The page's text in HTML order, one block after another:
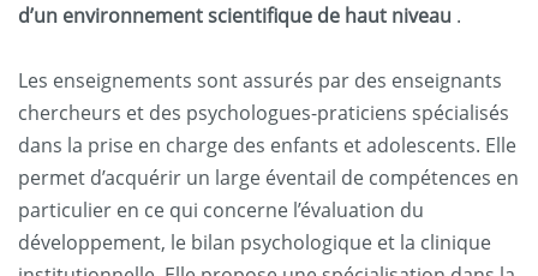
d’un environnement scientifique de haut niveau .
Les enseignements sont assurés par des enseignants
chercheurs et des psychologues-praticiens spécialisés
dans la prise en charge des enfants et adolescents. Elle
permet d’acquérir un large éventail de compétences en
particulier en ce qui concerne l’évaluation du
développement, le bilan psychologique et la clinique